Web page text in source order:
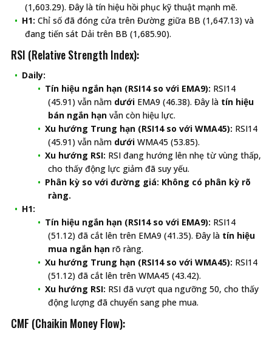
(1,603.29). Đây là tín hiệu hồi phục kỹ thuật mạnh mẽ.
H1: Chỉ số đã đóng cửa trên Đường giữa BB (1,647.13) và
đang tiến sát Dải trên BB (1,685.90).
RSI (Relative Strength Index):
Daily:
Tín hiệu ngắn hạn (RSI14 so với EMA9): RSI14
(45.91) vẫn nằm dưới EMA9 (46.38). Đây là tín hiệu
bán ngắn hạn vẫn còn hiệu lực.
Xu hướng Trung hạn (RSI14 so với WMA45): RSI14
(45.91) vẫn nằm dưới WMA45 (53.85).
Xu hướng RSI: RSI đang hướng lên nhẹ từ vùng thấp,
cho thấy động lực giảm đã suy yếu.
Phân kỳ so với đường giá: Không có phân kỳ rõ
ràng.
H1:
Tín hiệu ngắn hạn (RSI14 so với EMA9): RSI14
(51.12) đã cắt lên trên EMA9 (41.35). Đây là tín hiệu
mua ngắn hạn rõ ràng.
Xu hướng Trung hạn (RSI14 so với WMA45): RSI14
(51.12) đã cắt lên trên WMA45 (43.42).
Xu hướng RSI: RSI đã vượt qua ngưỡng 50, cho thấy
động lượng đã chuyển sang phe mua.
CMF (Chaikin Money Flow):